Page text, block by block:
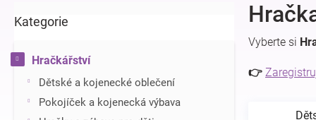
o
t
r
Přeskočit
Kategorie
Hračkářství
Dětské a kojenecké oblečení
Pokojíček a kojenecká výbava
Vyberte si
👉